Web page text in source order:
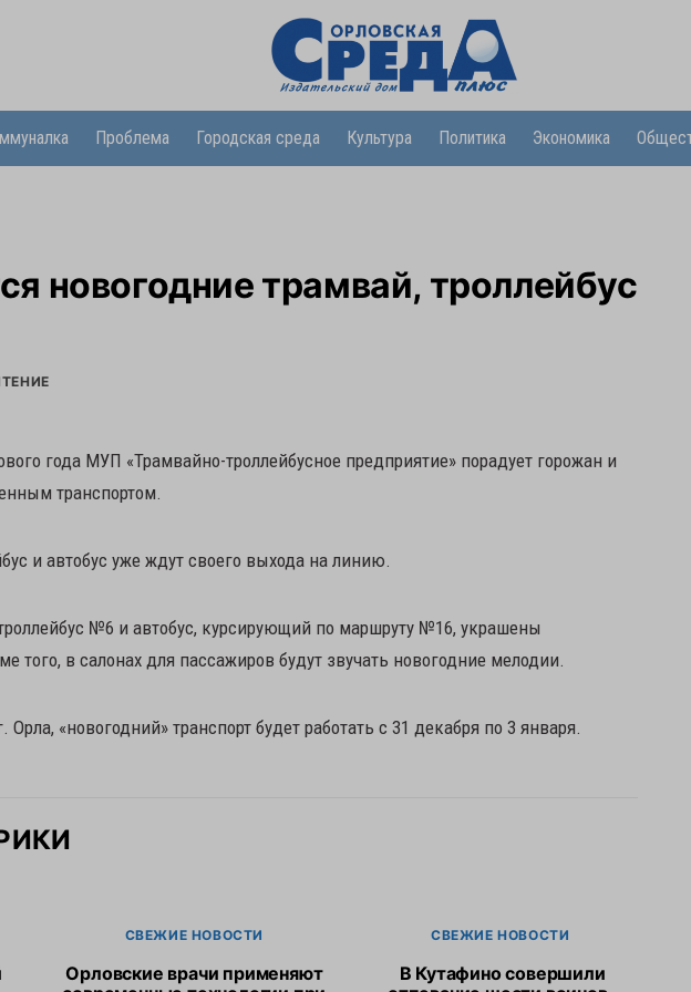
Проблема Городская среда Культура Политика Экономика
новогодние трамвай, троллейбус
года МУП «Трамвайно-троллейбусное предприятие» порадует горожан и
транспортом.
и автобус уже ждут своего выхода на линию.
№6 и автобус, курсирующий по маршруту №16, украшены
того, в салонах для пассажиров будут звучать новогодние мелодии.
«новогодний» транспорт будет работать с 31 декабря по 3 января.
СВЕЖИЕ НОВОСТИ
Орловские врачи применяют
СВЕЖИЕ НОВОСТИ
В Кутафино совершили